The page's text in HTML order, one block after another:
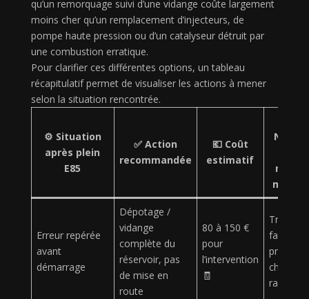
qu’un remorquage suivi d’une vidange coûte largement
moins cher qu’un remplacement d’injecteurs, de
pompe haute pression ou d’un catalyseur détruit par
une combustion erratique.
Pour clarifier ces différentes options, un tableau
récapitulatif permet de visualiser les actions à mener
selon la situation rencontrée.
⚙️ Situation
après plein
E85
✅ Action
recommandée
💶 Coût
estimatif
Niveau
risque
moteur
Erreur repérée
avant
démarrage
Dépotage /
vidange
complète du
réservoir, pas
de mise en
route
80 à 150 €
pour
l’intervention
🧾
Très
faible si
prise en
charge
rapide 🙂